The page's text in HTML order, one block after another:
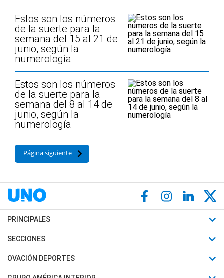
Estos son los números
de la suerte para la
semana del 15 al 21 de
junio, según la
numerología
Estos son los números
de la suerte para la
semana del 8 al 14 de
junio, según la
numerología
Página siguiente
PRINCIPALES
Últimas Noticias
Política
SECCIONES
Horóscopo
Motores
OVACIÓN DEPORTES